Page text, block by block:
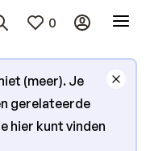
0
(meer). Je
gerelateerde
hier kunt vinden